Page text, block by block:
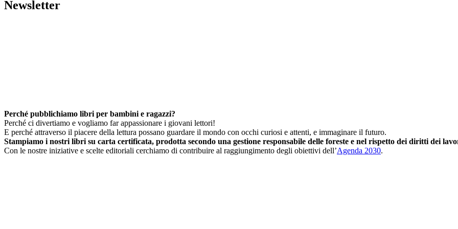
Newsletter
Perché pubblichiamo libri per bambini e ragazzi?
Perché ci divertiamo e vogliamo far appassionare i giovani lettori!
E perché attraverso il piacere della lettura possano guardare il mondo con occhi curiosi e attenti, e immaginare il futuro.
Stampiamo i nostri libri su carta certificata, prodotta secondo una gestione responsabile delle foreste e nel rispetto dei diritti dei
Con le nostre iniziative e scelte editoriali cerchiamo di contribuire al raggiungimento degli obiettivi dell’Agenda 2030.